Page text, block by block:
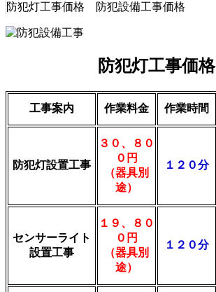
防犯灯工事価格 防犯設備工事価格
防犯灯工事価格
工事案内 作業料金 作業時間
防犯灯設置工事
３０、８０
０円
（器具別
途）
１２０分
センサーライト
設置工事
１９、８０
０円
（器具別
途）
１２０分